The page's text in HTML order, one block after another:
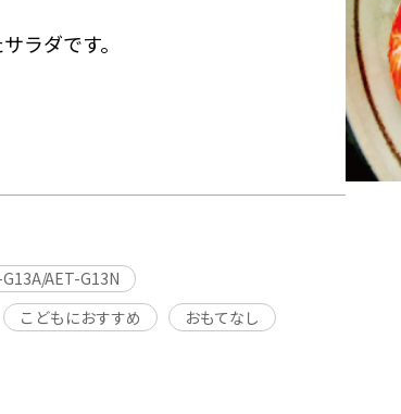
ラダです。
AET-G13N
こどもにおすすめ
おもてなし